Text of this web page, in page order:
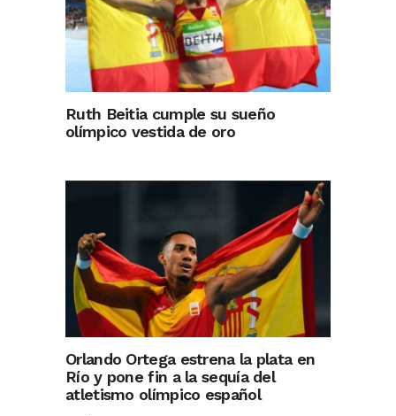
Ruth Beitia cumple su sueño
olímpico vestida de oro
Orlando Ortega estrena la plata en
Río y pone fin a la sequía del
atletismo olímpico español